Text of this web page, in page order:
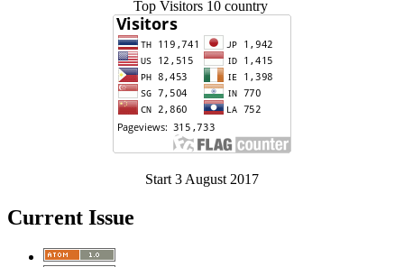
Top Visitors 10 country
Start 3 August 2017
Current Issue